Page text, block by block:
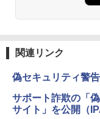
関連リンク
偽セキュリティ警
サポート詐欺の「
サイト」を公開（